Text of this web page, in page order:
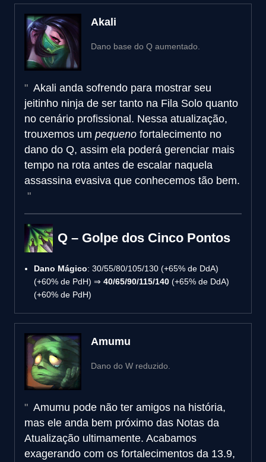
Akali
Dano base do Q aumentado.
Akali anda sofrendo para mostrar seu
jeitinho ninja de ser tanto na Fila Solo quanto
no cenário profissional. Nessa atualização,
trouxemos um pequeno fortalecimento no
dano do Q, assim ela poderá gerenciar mais
tempo na rota antes de escalar naquela
assassina evasiva que conhecemos tão bem.
Q – Golpe dos Cinco Pontos
Dano Mágico: 30/55/80/105/130 (+65% de DdA)
(+60% de PdH) ⇒ 40/65/90/115/140 (+65% de DdA)
(+60% de PdH)
Amumu
Dano do W reduzido.
Amumu pode não ter amigos na história,
mas ele anda bem próximo das Notas da
Atualização ultimamente. Acabamos
exagerando com os fortalecimentos da 13.9,